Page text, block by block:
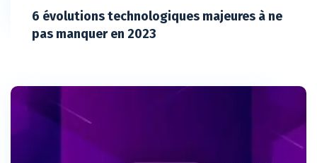
6 évolutions technologiques majeures à ne
pas manquer en 2023